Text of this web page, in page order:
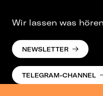
Wir lassen was
NEWSLETTER
TELEGRAM-CHANNEL